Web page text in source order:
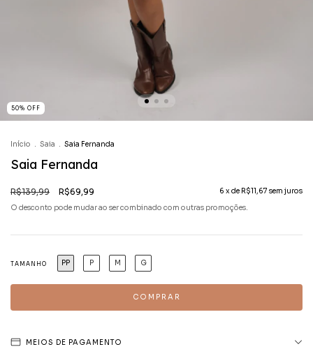
50% OFF
Início . Saia . Saia Fernanda
Saia Fernanda
R$139,99 R$69,99 6 x de R$11,67 sem juros
O desconto pode mudar ao ser combinado com outras promoções.
TAMANHO PP P M G
MEIOS DE PAGAMENTO